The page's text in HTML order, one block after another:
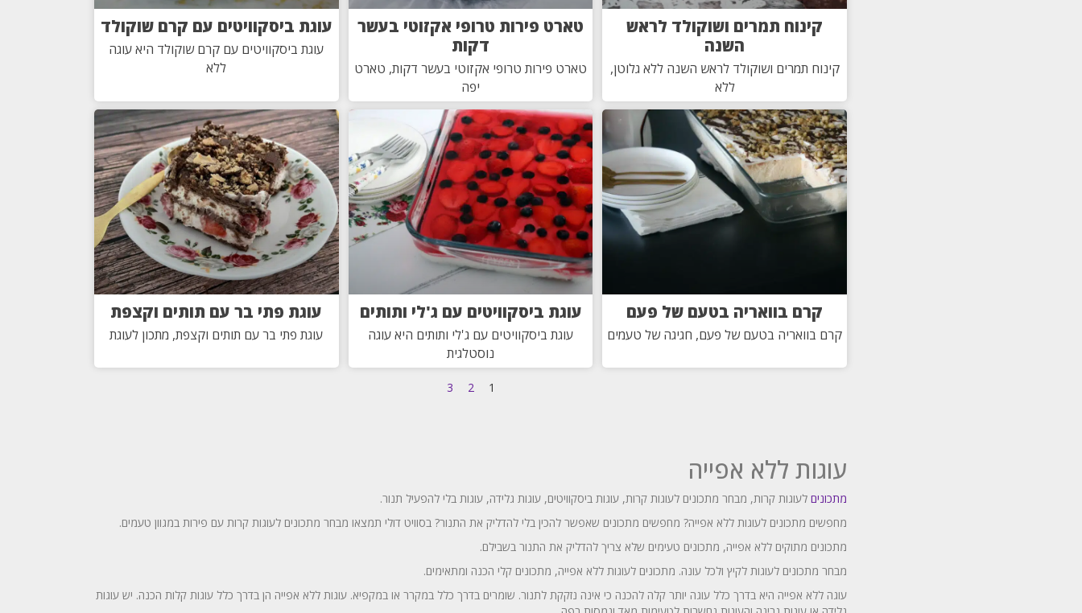
קינוח תמרים ושוקולד לראש
השנה
קינוח תמרים ושוקולד לראש השנה ללא גלוטן,
ללא
טארט פירות טרופי אקזוטי בעשר
דקות
טארט פירות טרופי אקזוטי בעשר דקות, טארט
יפה
עוגת ביסקוויטים עם קרם שוקולד
עוגת ביסקוויטים עם קרם שוקולד היא עוגה
ללא
קרם בוואריה בטעם של פעם
קרם בוואריה בטעם של פעם, חגיגה של טעמים
עוגת ביסקוויטים עם ג'לי ותותים
עוגת ביסקוויטים עם ג'לי ותותים היא עוגה
נוסטלגית
עוגת פתי בר עם תותים וקצפת
עוגת פתי בר עם תותים וקצפת, מתכון לעוגת
1
2
3
עוגות ללא אפייה
מתכונים לעוגות קרות, מבחר מתכונים לעוגות קרות, עוגות ביסקוויטים, עוגות גלידה, עוגות בלי להפעיל תנור.
מחפשים מתכונים לעוגות ללא אפייה? מחפשים מתכונים שאפשר להכין בלי להדליק את התנור? בסוויט דולי תמצאו מבחר מתכונים לעוגות קרות עם פירות במגוון טעמים.
מתכונים מתוקים ללא אפייה, מתכונים טעימים שלא צריך להדליק את התנור בשבילם.
מבחר מתכונים לעוגות לקיץ ולכל עונה. מתכונים לעוגות ללא אפייה, מתכונים קלי הכנה ומתאימים.
עוגה ללא אפייה היא בדרך כלל עוגה יותר קלה להכנה כי אינה נזקקת לתנור. שומרים בדרך כלל במקרר או במקפיא. עוגות ללא אפייה הן בדרך כלל עוגות קלות הכנה. יש עוגות